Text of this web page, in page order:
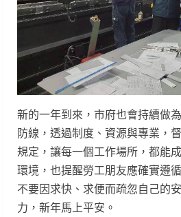
新的一年到來，市府也會持續做
防線，透過制度、資源與專業，
規定，讓每一個工作場所，都能
環境，也提醒勞工朋友應確實遵
不要因求快、求便而疏忽自己的
力，新年馬上平安。